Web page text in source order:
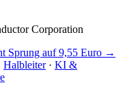
Corporation
Sprung auf 9,55 Euro →
Halbleiter · KI &